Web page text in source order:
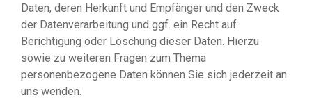
Daten, deren Herkunft und Empfänger und den Zweck
der Datenverarbeitung und ggf. ein Recht auf
Berichtigung oder Löschung dieser Daten. Hierzu
sowie zu weiteren Fragen zum Thema
personenbezogene Daten können Sie sich jederzeit an
uns wenden.